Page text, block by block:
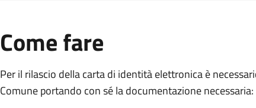
Come fare
Per il rilascio della carta di identità elettronica è
Comune portando con sé la documentazione necessaria: